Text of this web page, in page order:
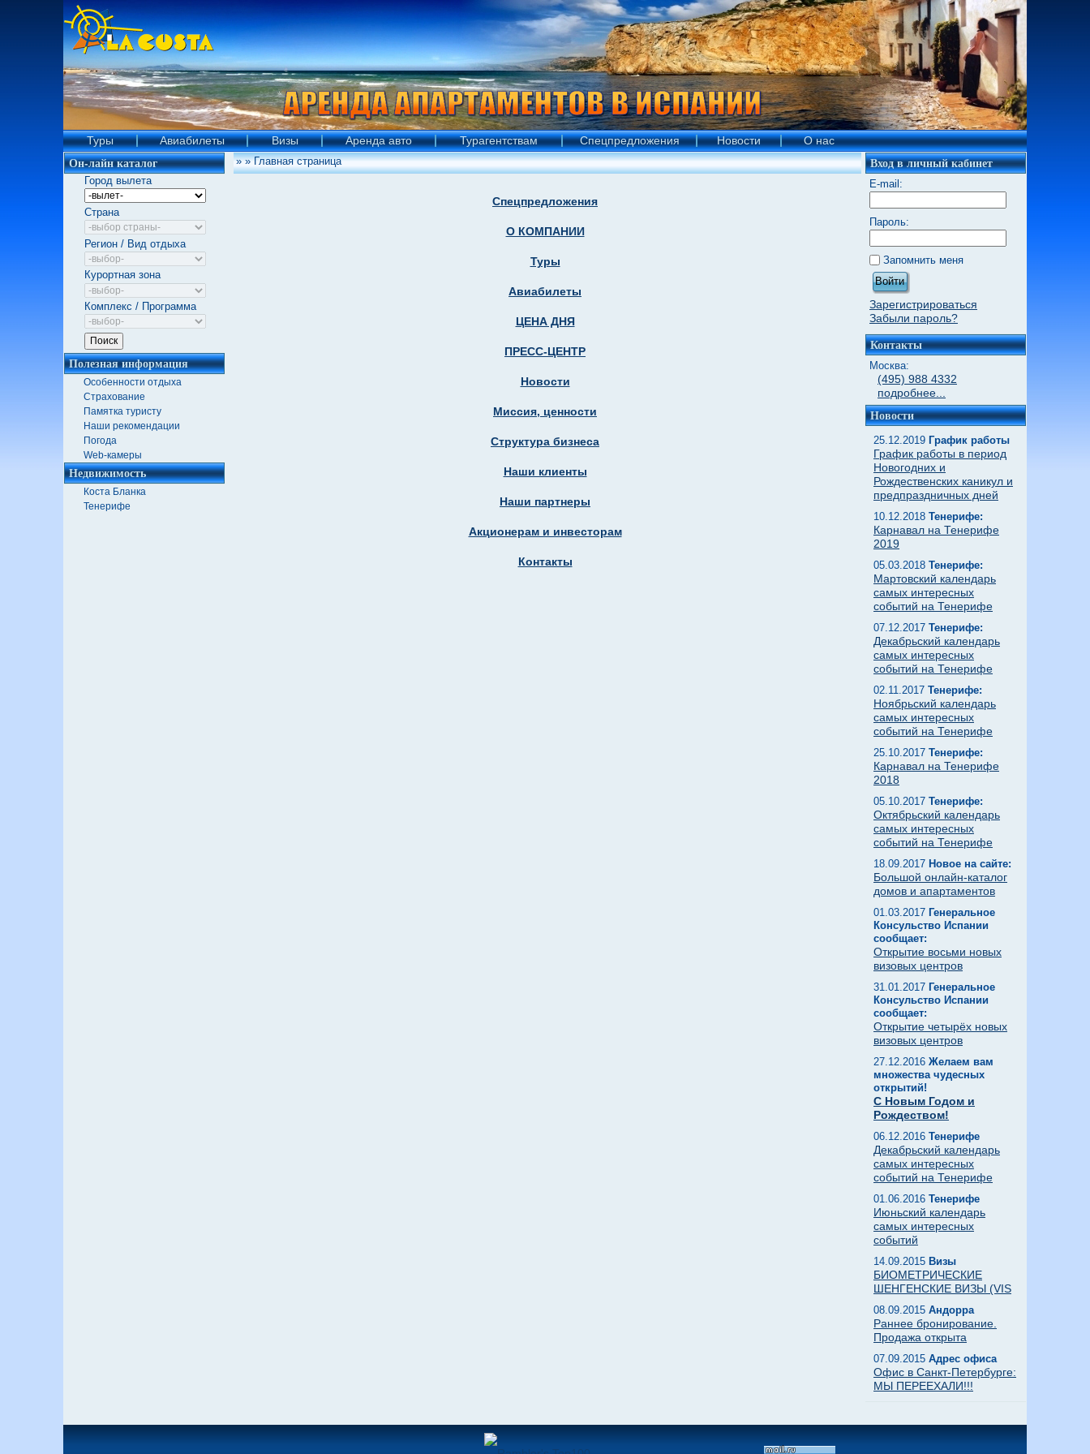
Туры Авиабилеты Визы Аренда авто Турагентствам Спецпредложения Новости О нас
Он-лайн каталог
Город вылета
Страна
Регион / Вид отдыха
Курортная зона
Комплекс / Программа
Полезная информация
Особенности отдыха
Страхование
Памятка туристу
Наши рекомендации
Погода
Web-камеры
Недвижимость
Коста Бланка
Тенерифе
»» Главная страница
Спецпредложения
О КОМПАНИИ
Туры
Авиабилеты
ЦЕНА ДНЯ
ПРЕСС-ЦЕНТР
Новости
Миссия, ценности
Структура бизнеса
Наши клиенты
Наши партнеры
Акционерам и инвесторам
Контакты
Вход в личный кабинет
E-mail:
Пароль:
Запомнить меня
Войти
Зарегистрироваться
Забыли пароль?
Контакты
Москва:
(495) 988 4332
подробнее...
Новости
25.12.2019 График работы
График работы в период
Новогодних и
Рождественских каникул и
предпраздничных дней
10.12.2018 Тенерифе:
Карнавал на Тенерифе
2019
05.03.2018 Тенерифе:
Мартовский календарь
самых интересных
событий на Тенерифе
07.12.2017 Тенерифе:
Декабрьский календарь
самых интересных
событий на Тенерифе
02.11.2017 Тенерифе:
Ноябрьский календарь
самых интересных
событий на Тенерифе
25.10.2017 Тенерифе:
Карнавал на Тенерифе
2018
05.10.2017 Тенерифе:
Октябрьский календарь
самых интересных
событий на Тенерифе
18.09.2017 Новое на сайте:
Большой онлайн-каталог
домов и апартаментов
01.03.2017 Генеральное
Консульство Испании
сообщает:
Открытие восьми новых
визовых центров
31.01.2017 Генеральное
Консульство Испании
сообщает:
Открытие четырёх новых
визовых центров
27.12.2016 Желаем вам
множества чудесных
открытий!
С Новым Годом и
Рождеством!
06.12.2016 Тенерифе
Декабрьский календарь
самых интересных
событий на Тенерифе
01.06.2016 Тенерифе
Июньский календарь
самых интересных
событий
14.09.2015 Визы
БИОМЕТРИЧЕСКИЕ
ШЕНГЕНСКИЕ ВИЗЫ (VIS
08.09.2015 Андорра
Раннее бронирование.
Продажа открыта
07.09.2015 Адрес офиса
Офис в Санкт-Петербурге:
МЫ ПЕРЕЕХАЛИ!!!